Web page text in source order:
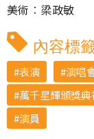
美術︰梁政敏
內容標
表演 演唱
萬千星輝頒獎典
演員